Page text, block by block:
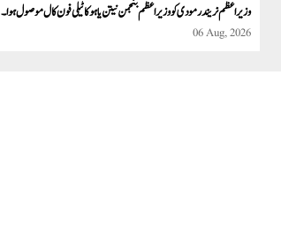
وزیر اعظم نریندر مودی کو وزیر اعظم بنجمن نیتن یاہو کا ٹیلی فون کال موصول ہوا۔
06 Aug, 2026